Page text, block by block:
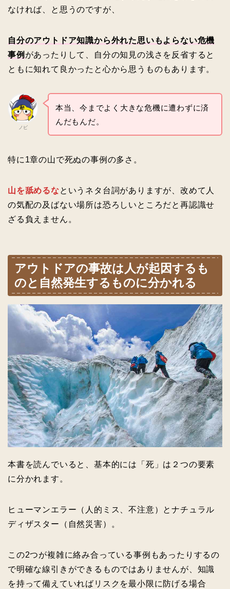
なければ、と思うのですが、
自分のアウトドア知識から外れた思いもよらない危機
事例 があったりして、自分の知見の浅さを反省すると
ともに知れて良かったと心から思うものもあります。
ノビ
本当、今までよく大きな危機に遭わずに済
んだもんだ。
特に1章の山で死ぬの事例の多さ。
山を舐めるなというネタ台詞がありますが、改めて人
の気配の及ばない場所は恐ろしいところだと再認識せ
ざる負えません。
アウトドアの事故は人が起因するも
のと自然発生するものに分かれる
本書を読んでいると、基本的には「死」は２つの要素
に分かれます。
ヒューマンエラー（人的ミス、不注意）とナチュラル
ディザスター（自然災害）。
この2つが複雑に絡み合っている事例もあったりするの
で明確な線引きができるものではありませんが、知識
を持って備えていればリスクを最小限に防げる場合